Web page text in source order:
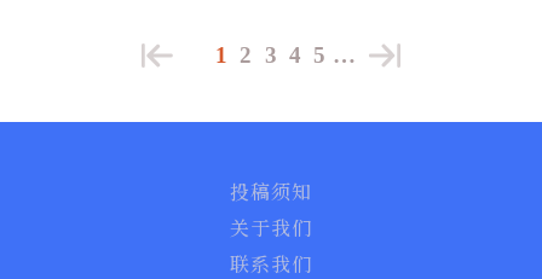
1 2 3 4 5 …
投稿须知
关于我们
联系我们